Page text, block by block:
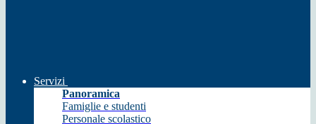
Servizi
Panoramica
Famiglie e studenti
Personale scolastico